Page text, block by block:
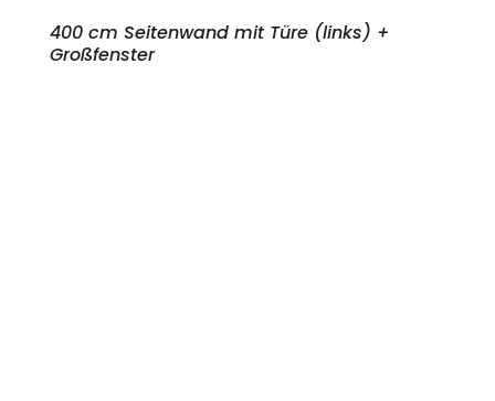
400 cm Seitenwand mit Türe (links) +
Großfenster